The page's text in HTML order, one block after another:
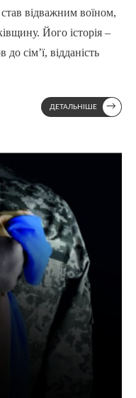
відважним воїном,
Його історія –
сім’ї, відданість
ДЕТАЛЬНІШЕ →